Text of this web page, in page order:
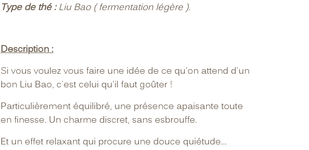
Type de thé :Liu Bao ( fermentation légère ).
Description :
Si vous voulez vous faire une idée de ce qu'on attend d'un
bon Liu Bao, c'est celui qu'il faut goûter !
Particulièrement équilibré, une présence apaisante toute
en finesse. Un charme discret, sans esbrouffe.
Et un effet relaxant qui procure une douce quiétude...